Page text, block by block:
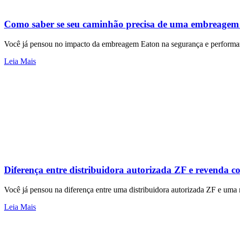
Como saber se seu caminhão precisa de uma
Você já pensou no impacto da embreagem Eaton na segurança e
Leia Mais
Diferença entre distribuidora autorizada ZF e revenda
Você já pensou na diferença entre uma distribuidora autorizada ZF e
Leia Mais